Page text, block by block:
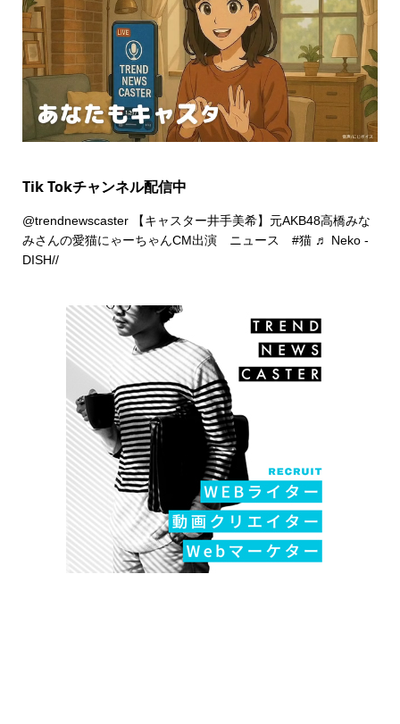
Tik Tokチャンネル配信中
@trendnewscaster【キャスター井手美希】元AKB48高橋みな
みさんの愛猫にゃーちゃんCM出演 ニュース #猫 ♬ Neko -
DISH//